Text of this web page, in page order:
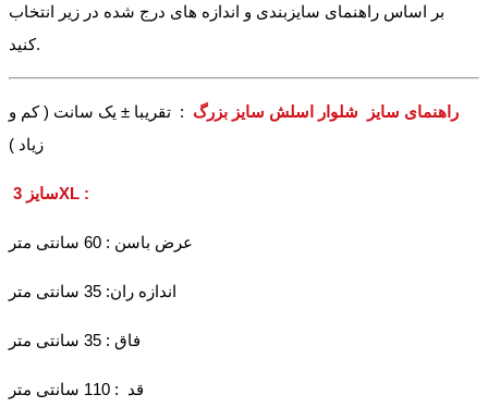
بر اساس راهنمای سایزبندی و اندازه های درج شده در زیر انتخاب
کنید.
راهنمای سایز شلوار اسلش سایز بزرگ : تقریبا ± یک سانت ( کم و
زیاد )
سایز 3XL :
عرض باسن : 60 سانتی متر
اندازه ران: 35 سانتی متر
فاق : 35 سانتی متر
قد : 110 سانتی متر